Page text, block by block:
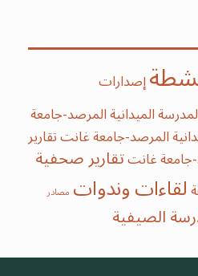
إصدارات
الميدانية المرصد-جامعة
المرصد-جامعة غانتتقارير
جامعة غانتتقارير صحفية
لقاءات وندوات مصادر